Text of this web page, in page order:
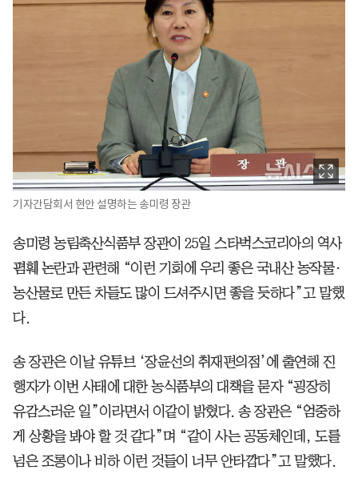
기자간담회서 현안 설명하는 송미령 장관
송미령 농림축산식품부 장관이 25일 스타벅스코리아의 역사
폄훼 논란과 관련해 “이런 기회에 우리 좋은 국내산 농작물·
농산물로 만든 차들도 많이 드셔주시면 좋을 듯하다”고 말했
다.
송 장관은 이날 유튜브 ‘장윤선의 취재편의점’에 출연해 진
행자가 이번 사태에 대한 농식품부의 대책을 묻자 “굉장히
유감스러운 일”이라면서 이같이 밝혔다. 송 장관은 “엄중하
게 상황을 봐야 할 것 같다”며 “같이 사는 공동체인데, 도를
넘은 조롱이나 비하 이런 것들이 너무 안타깝다”고 말했다.